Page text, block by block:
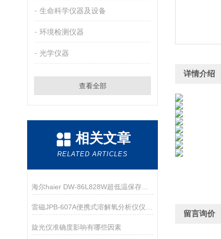
生命科学仪器及设备
环境检测仪器
光学仪器
查看全部
相关文章
RELATED ARTICLES
旋光仪准确度影响有哪些因素
详情介绍
留言询价